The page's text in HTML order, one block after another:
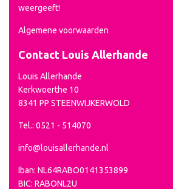
weergeeft!
Algemene voorwaarden
Contact Louis Allerhande
Louis Allerhande
Kerkwoerthe 10
8341 PP STEENWIJKERWOLD
Tel.: 0521 - 514070
info@louisallerhande.nl
Iban: NL64RABO0141353899
BIC: RABONL2U